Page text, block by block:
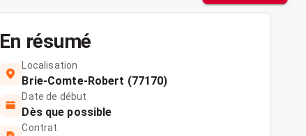
En résumé
Localisation
Brie-Comte-Robert (77170)
Date de début
Dès que possible
Contrat